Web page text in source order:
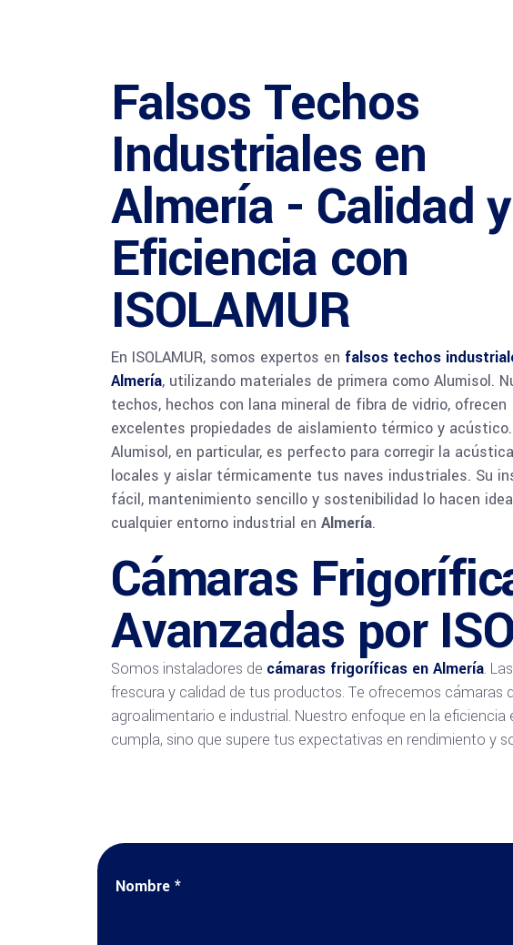
Falsos Techos
Industriales en
Almería - Calidad y
Eficiencia con
ISOLAMUR
En ISOLAMUR, somos expertos en falsos techos
Almería, utilizando materiales de primera como Alumisol.
techos, hechos con lana mineral de fibra de vidrio, ofrecen
excelentes propiedades de aislamiento térmico y
Alumisol, en particular, es perfecto para corregir la
locales y aislar térmicamente tus naves industriales. Su
fácil, mantenimiento sencillo y sostenibilidad lo hacen
cualquier entorno industrial en Almería.
Cámaras
Avanzadas por
Somos instaladores de cámaras frigoríficas en Almería.
frescura y calidad de tus productos. Te ofrecemos cámaras
agroalimentario e industrial. Nuestro enfoque en la
cumpla, sino que supere tus expectativas en rendimiento y
Nombre *